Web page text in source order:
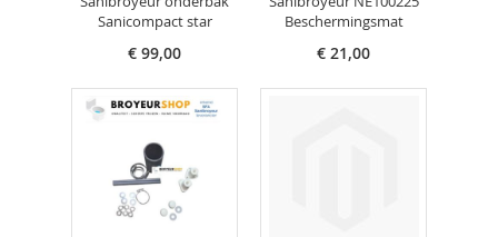
Sanicompact star
€ 99,00
Beschermingsmat
€ 21,00